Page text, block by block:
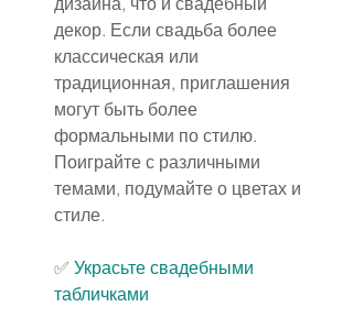
декор. Если свадьба более
классическая или
традиционная, приглашения
могут быть более
формальными по стилю.
Поиграйте с различными
темами, подумайте о цветах и
стиле.
✅ Украсьте свадебными
табличками